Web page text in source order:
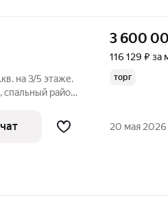
на 3/5 этаже.
район.
3 600
116 129 ₽ за
торг
20 мая 2026